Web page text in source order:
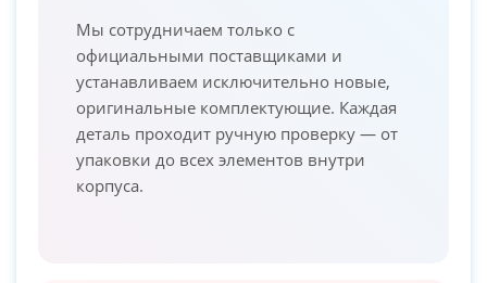
Мы сотрудничаем только с
официальными поставщиками и
устанавливаем исключительно новые,
оригинальные комплектующие. Каждая
деталь проходит ручную проверку — от
упаковки до всех элементов внутри
корпуса.